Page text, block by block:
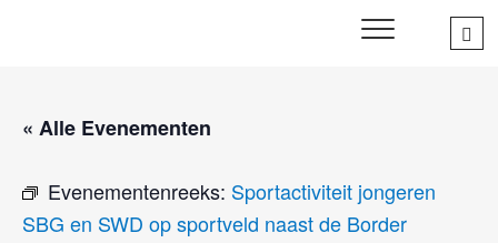
WIJ ZETTEN ONS IN VOOR HET WELZIJN EN VERBINDEN
« Alle Evenementen
Evenementenreeks: Sportactiviteit jongeren
SBG en SWD op sportveld naast de Border